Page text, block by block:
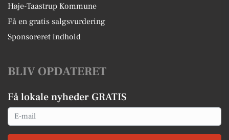
Høje-Taastrup Kommune
Få en gratis salgsvurdering
Sponsoreret indhold
BLIV OPDATERET
Få lokale nyheder GRATIS
Email